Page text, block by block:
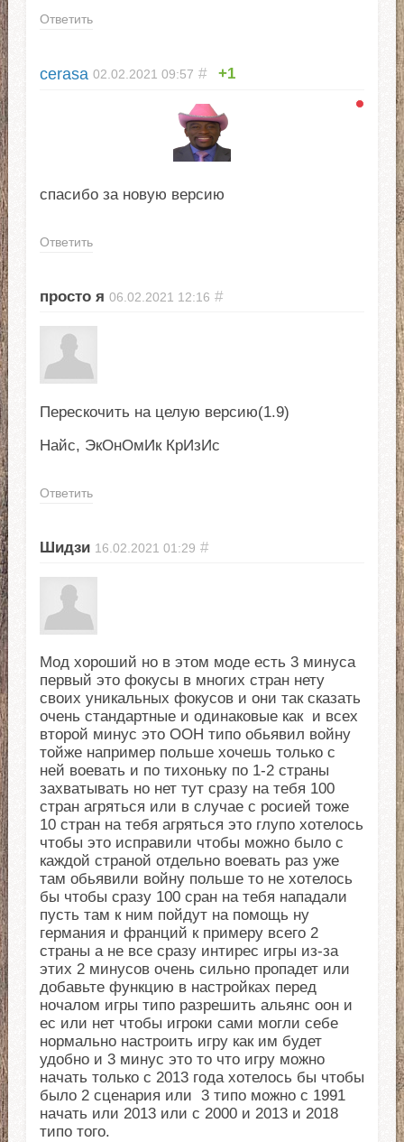
Ответить
cerasa 02.02.2021 09:57 # +1
спасибо за новую версию
Ответить
просто я 06.02.2021 12:16 #
Перескочить на целую версию(1.9)
Найс, ЭкОнОмИк КрИзИс
Ответить
Шидзи 16.02.2021 01:29 #
Мод хороший но в этом моде есть 3 минуса
первый это фокусы в многих стран нету
своих уникальных фокусов и они так сказать
очень стандартные и одинаковые как и всех
второй минус это ООН типо обьявил войну
тойже например польше хочешь только с
ней воевать и по тихоньку по 1-2 страны
захватывать но нет тут сразу на тебя 100
стран агряться или в случае с росией тоже
10 стран на тебя агряться это глупо хотелось
чтобы это исправили чтобы можно было с
каждой страной отдельно воевать раз уже
там обьявили войну польше то не хотелось
бы чтобы сразу 100 сран на тебя нападали
пусть там к ним пойдут на помощь ну
германия и франций к примеру всего 2
страны а не все сразу интирес игры из-за
этих 2 минусов очень сильно пропадет или
добавьте функцию в настройках перед
ночалом игры типо разрешить альянс оон и
ес или нет чтобы игроки сами могли себе
нормально настроить игру как им будет
удобно и 3 минус это то что игру можно
начать только с 2013 года хотелось бы чтобы
было 2 сценария или 3 типо можно с 1991
начать или 2013 или с 2000 и 2013 и 2018
типо того.